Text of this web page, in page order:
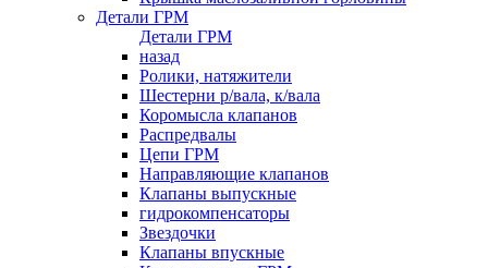
Детали ГРМ
Детали ГРМ
назад
Ролики, натяжители
Шестерни р/вала, к/вала
Коромысла клапанов
Распредвалы
Цепи ГРМ
Направляющие клапанов
Клапаны выпускные
гидрокомпенсаторы
Звездочки
Клапаны впускные